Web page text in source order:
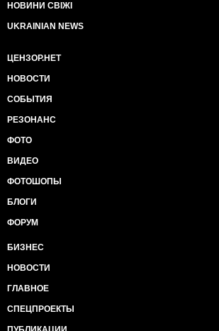
НОВИНИ СВІЖІ
UKRAINIAN NEWS
ЦЕНЗОР.НЕТ
НОВОСТИ
СОБЫТИЯ
РЕЗОНАНС
ФОТО
ВИДЕО
ФОТОШОПЫ
БЛОГИ
ФОРУМ
БИЗНЕС
НОВОСТИ
ГЛАВНОЕ
СПЕЦПРОЕКТЫ